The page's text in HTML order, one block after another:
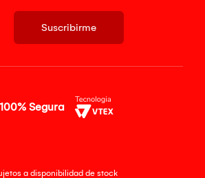
Suscribirme
Segura
a disponibilidad de stock